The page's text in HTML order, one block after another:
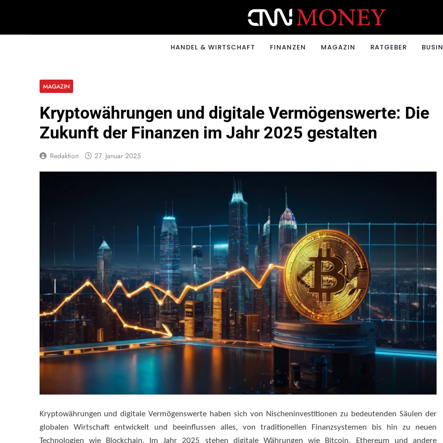
CNNMONEY.CH
HANDEL & WIRTSCHAFT FINANZEN MAGAZIN RATGEBER
MAGAZIN
Kryptowährungen und digitale Vermögenswerte: Die
Zukunft der Finanzen im Jahr 2025 gestalten
Redaktion 27. Januar 2025
Kryptowährungen und digitale Vermögenswerte haben sich von Nischeninvestitionen zu bedeutenden Säulen der
globalen Wirtschaft entwickelt und beeinflussen alles, von traditionellen Finanzsystemen bis hin zu neuen
Technologien wie Blockchain. Im Jahr 2025 stehen digitale Währungen wie Bitcoin, Ethereum und andere